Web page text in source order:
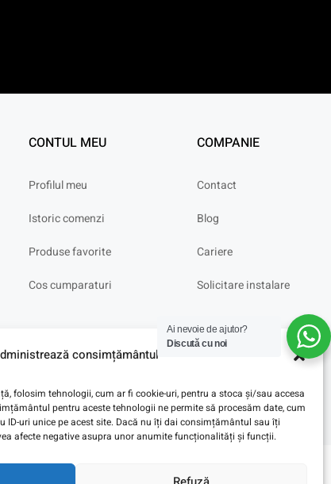
consimțământul
folosim tehnologii, cum ar fi cookie-uri, pentru a stoca și/sau accesa
pentru aceste tehnologii ne permite să procesăm date, cum
ID-uri unice pe acest site. Dacă nu îți dai consimțământul sau îți
afecte negative asupra unor anumite funcționalități și funcții.
CONTUL MEU
Profilul meu
Istoric comenzi
Produse favorite
Cos cumparaturi
COMPANIE
Contact
Blog
Cariere
Solicitare instalare
Ai nevoie de ajutor?
Discută cu noi